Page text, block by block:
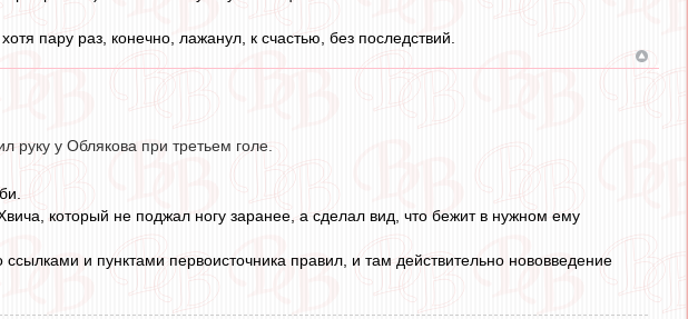
пару раз, конечно, лажанул, к счастью, без последствий.
руку у Облякова при третьем голе.
который не поджал ногу заранее, а сделал вид, что бежит в нужном ему
и пунктами первоисточника правил, и там действительно нововведение